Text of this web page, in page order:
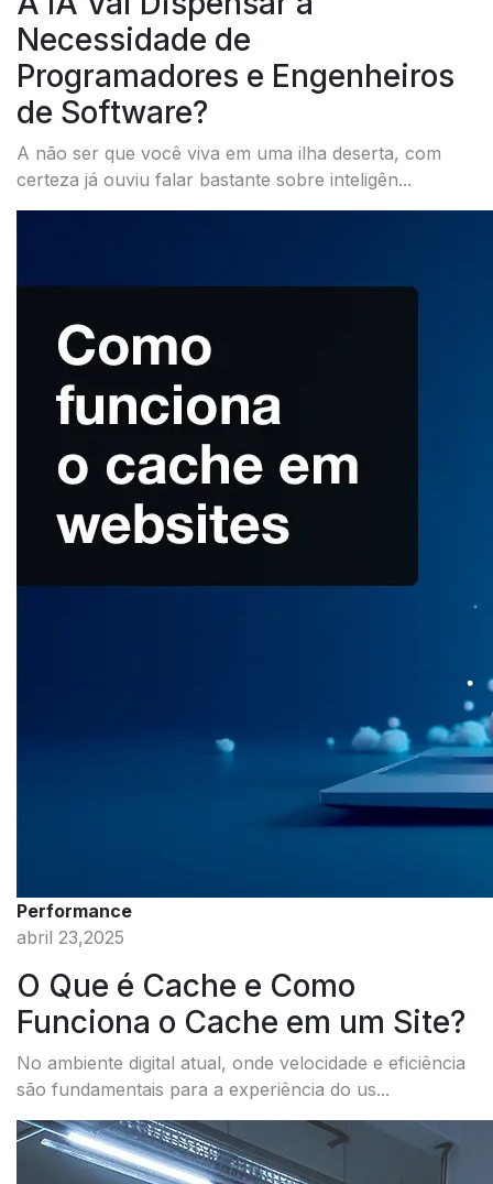
Necessidade de
Programadores e Engenheiros
de Software?
A não ser que você viva em uma ilha deserta, com
certeza já ouviu falar bastante sobre inteligên...
Performance
abril 23,2025
O Que é Cache e Como
Funciona o Cache em um Site?
No ambiente digital atual, onde velocidade e eficiência
são fundamentais para a experiência do us...